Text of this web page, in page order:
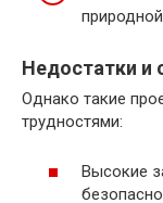
Недостатки и
Однако такие
трудностями:
Высокие